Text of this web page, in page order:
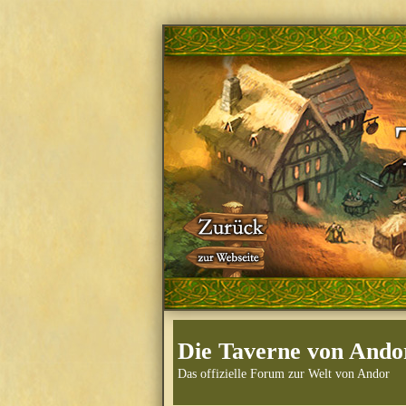
Die Taverne von
Das offizielle Forum zur Welt von Andor